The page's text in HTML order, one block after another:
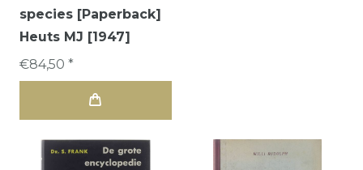
species [Paperback]
Heuts MJ [1947]
€84,50 *